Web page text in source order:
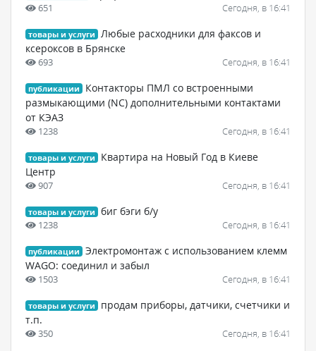
651 Сегодня, в 16:41
товары и услуги
Любые расходники для факсов и
ксероксов в Брянске
693 Сегодня, в 16:41
публикации
Контакторы ПМЛ со встроенными
размыкающими (NC) дополнительными контактами
от КЭАЗ
1238 Сегодня, в 16:41
товары и услуги
Квартира на Новый Год в Киеве
Центр
907 Сегодня, в 16:41
товары и услуги биг бэги б/у
1238 Сегодня, в 16:41
публикации
Электромонтаж с использованием клемм
WAGO: соединил и забыл
1503 Сегодня, в 16:41
товары и услуги
продам приборы, датчики, счетчики и
т.п.
350 Сегодня, в 16:41